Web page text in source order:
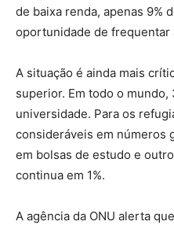
de baixa renda, apenas 9%
oportunidade de frequentar
A situação é ainda mais
superior. Em todo o mundo,
universidade. Para os
consideráveis em números
em bolsas de estudo e
continua em 1%.
A agência da ONU alerta